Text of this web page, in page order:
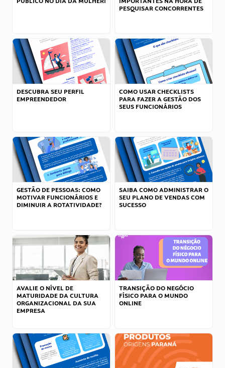
PESQUISAR CONCORRENTES
DESCUBRA SEU PERFIL
EMPREENDEDOR
COMO USAR CHECKLISTS
PARA FAZER A GESTÃO DOS
SEUS FUNCIONÁRIOS
GESTÃO DE PESSOAS: COMO
MOTIVAR FUNCIONÁRIOS E
DIMINUIR A ROTATIVIDADE?
SAIBA COMO ADMINISTRAR O
SEU PLANO DE VENDAS COM
SUCESSO
AVALIE O NÍVEL DE
MATURIDADE DA CULTURA
ORGANIZACIONAL DA SUA
EMPRESA
TRANSIÇÃO DO NEGÓCIO
FÍSICO PARA O MUNDO
ONLINE